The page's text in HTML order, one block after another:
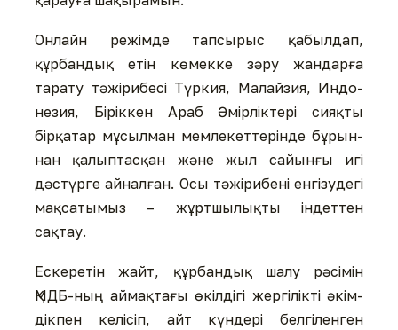
Онлайн режімде тапсырыс қа­былдап,
құрбандық етін кө­мек­­ке зәру жандарға
тарату тәжі­рибесі ­Түркия, Малайзия, Ин­до­
незия, Біріккен Араб Әмір­лік­тері сияқты
бірқатар мұ­сыл­ман мемлекеттерінде бұ­рын­­
нан қалыптасқан және жыл са­йын­ғы игі
дәстүрге айналған. Осы тәжірибені енгізудегі
мақ­са­ты­мыз – жұртшылықты індеттен
сақтау.
Ескеретін жайт, құрбандық шалу рәсімін
ҚМДБ-ның ай­мақ­­тағы өкілдігі жергілікті әкім­
дік­пен келісіп, айт күндері бел­гі­лен­ген